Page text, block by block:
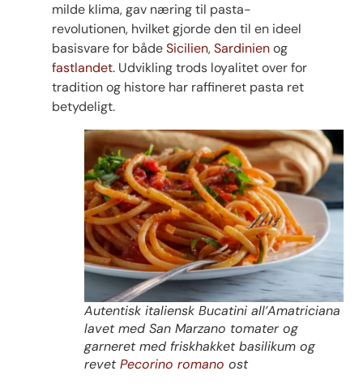
milde klima, gav næring til pasta-
revolutionen, hvilket gjorde den til en ideel
basisvare for bådeSicilien,Sardinienog
fastlandet. Udvikling trods loyalitet over for
tradition og histore har raffineret pasta ret
betydeligt.
Autentisk italiensk Bucatini all’Amatriciana
lavet med San Marzano tomater og
garneret med friskhakket basilikum og
revetPecorino romano ost